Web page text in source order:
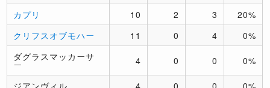
カプリ 10 2 3
20%
クリフスオブモハー
11 0 4
0%
ダグラスマッカーサ
ー 4 0 0 0%
ジアンヴィル 4 0 0
0%